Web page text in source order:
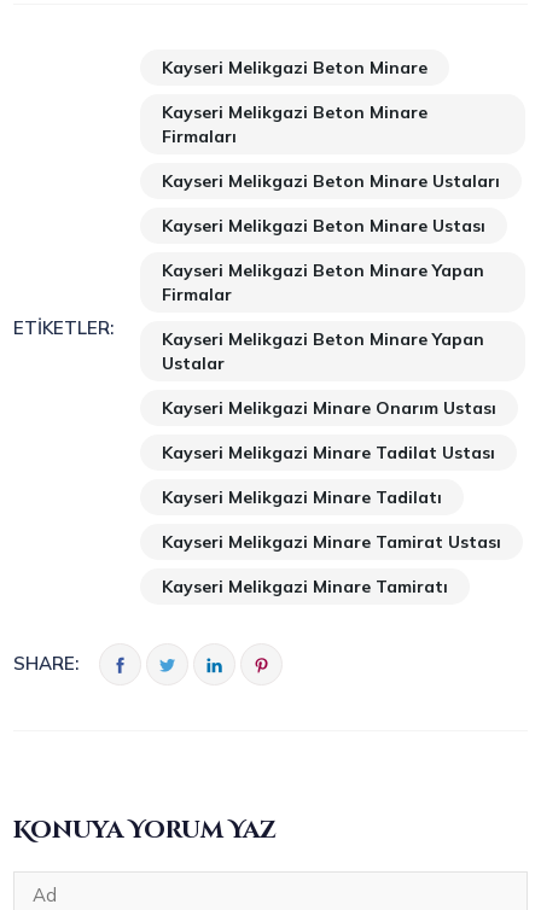
ETIKETLER:
Kayseri Melikgazi Beton Minare
Kayseri Melikgazi Beton Minare
Firmaları
Kayseri Melikgazi Beton Minare Ustaları
Kayseri Melikgazi Beton Minare Ustası
Kayseri Melikgazi Beton Minare Yapan
Firmalar
Kayseri Melikgazi Beton Minare Yapan
Ustalar
Kayseri Melikgazi Minare Onarım Ustası
Kayseri Melikgazi Minare Tadilat Ustası
Kayseri Melikgazi Minare Tadilatı
Kayseri Melikgazi Minare Tamirat Ustası
Kayseri Melikgazi Minare Tamiratı
SHARE:
Konuya Yorum Yaz